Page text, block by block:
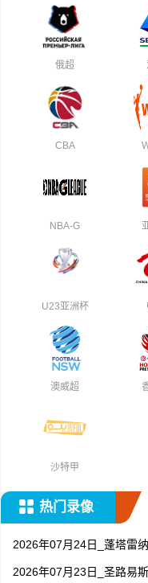
俄超
CBA
NBA-G
U23亚洲杯
澳威超
沙特甲
热门录像
2026年07月24日_蓬塔雷
2026年07月23日_圣路易